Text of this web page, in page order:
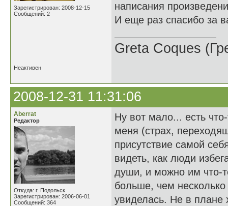
Зарегистрирован: 2008-12-15
Сообщений: 2
написания
И еще раз спасибо за
Greta Coques
Неактивен
2008-12-31 11:31:06
Aberrat
Редактор
Откуда: г. Подольск
Зарегистрирован: 2006-06-01
Сообщений: 364
Ну вот мало... есть
меня (страх,
присутствие самой
видеть, как люди
души, и можно им что-
больше, чем
увиделась. Не в плане